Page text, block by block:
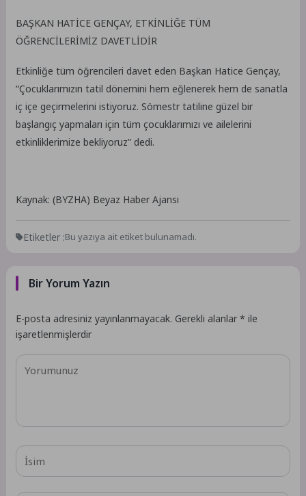
BAŞKAN HATİCE GENÇAY, ETKİNLİĞE TÜM
ÖĞRENCİLERİMİZ DAVETLİDİR
Etkinliğe tüm öğrencileri davet eden Başkan Hatice Gençay,
“Çocuklarımızın tatil dönemini hem eğlenerek hem de sanatla
iç içe geçirmelerini istiyoruz. Sömestr tatiline güzel bir
başlangıç yapmaları için tüm çocuklarımızı ve ailelerini
etkinliklerimize bekliyoruz” dedi.
Kaynak: (BYZHA) Beyaz Haber Ajansı
Etiketler :Bu yazıya ait etiket bulunamadı.
Bir Yorum Yazın
E-posta adresiniz yayınlanmayacak. Gerekli alanlar* ile
işaretlenmişlerdir